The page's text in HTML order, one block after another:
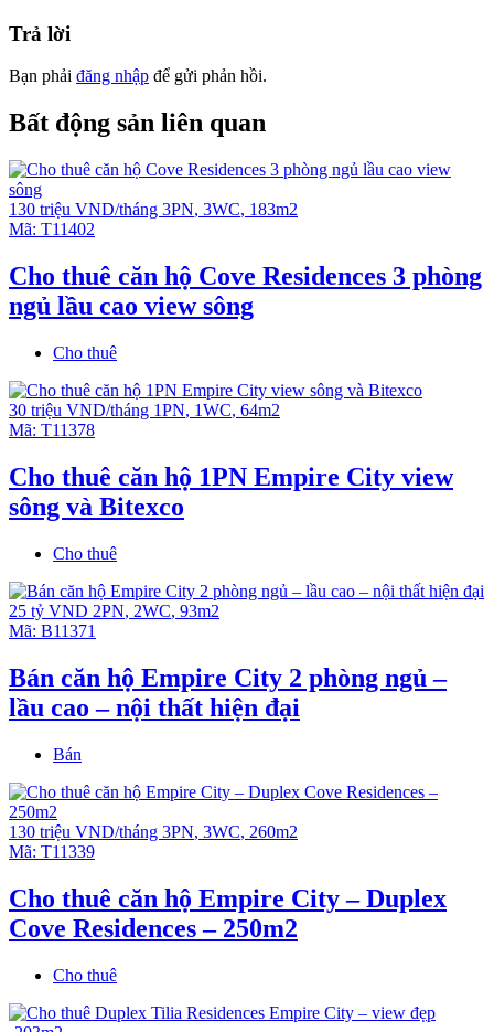
Số điện thoại: 0908 280 293 (
ID: prohousevn)
Email: infoempirecity@gmail.com
Video giới thiệu Empire City
Empire City tiện nghi và tiện ích
Trả lời
Bạn phải đăng nhập để gửi phản hồi.
Bất động sản liên quan
130 triệu VND/tháng 3PN, 3WC, 183m2
Mã: T11402
Cho thuê căn hộ Cove Residences 3 phòng
ngủ lầu cao view sông
Cho thuê
30 triệu VND/tháng 1PN, 1WC, 64m2
Mã: T11378
Cho thuê căn hộ 1PN Empire City view
sông và Bitexco
Cho thuê
25 tỷ VND 2PN, 2WC, 93m2
Mã: B11371
Bán căn hộ Empire City 2 phòng ngủ –
lầu cao – nội thất hiện đại
Bán
130 triệu VND/tháng 3PN, 3WC, 260m2
Mã: T11339
Cho thuê căn hộ Empire City – Duplex
Cove Residences – 250m2
Cho thuê